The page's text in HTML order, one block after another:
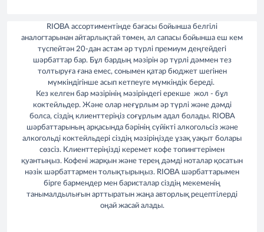
RIOBA ассортиментінде бағасы бойынша белгілі
аналогтарынан айтарлықтай төмен, ал сапасы бойынша еш кем
түспейтән 20-дан астам әр түрлі премиум деңгейдегі
шәрбаттар бар. Бұл бардың мәзірін әр түрлі дәммен тез
толтыруға ғана емес, сонымен қатар бюджет шегінен
мүмкіндігінше асып кетпеуге мүмкіндік береді.
Кез келген бар мәзірінің мәзіріндегі ерекше жол - бұл
коктейльдер. Және олар неғұрлым әр түрлі және дәмді
болса, сіздің клиенттеріңіз соғұрлым адал болады. RIOBA
шәрбаттарының арқасында бәрінің сүйікті алкогольсіз және
алкогольді коктейльдері сіздің мәзіріңізде ұзақ уақыт болары
сөзсіз. Клиенттеріңізді керемет кофе топингтерімен
қуантыңыз. Кофені жарқын және терең дәмді ноталар қосатын
нәзік шәрбаттармен толықтырыңыз. RIOBA шәрбаттарымен
бірге бармендер мен баристалар сіздің мекеменің
танымалдылығын арттыратын жаңа авторлық рецептілерді
оңай жасай алады.